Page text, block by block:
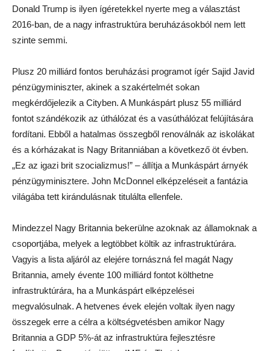
Donald Trump is ilyen ígéretekkel nyerte meg a választást
2016-ban, de a nagy infrastruktúra beruházásokból nem lett
szinte semmi.
Plusz 20 milliárd fontos beruházási programot ígér Sajid Javid
pénzügyminiszter, akinek a szakértelmét sokan
megkérdőjelezik a Cityben. A Munkáspárt plusz 55 milliárd
fontot szándékozik az úthálózat és a vasúthálózat felújítására
fordítani. Ebből a hatalmas összegből renoválnák az iskolákat
és a kórházakat is Nagy Britanniában a következő öt évben.
„Ez az igazi brit szocializmus!” – állítja a Munkáspárt árnyék
pénzügyminisztere. John McDonnel elképzeléseit a fantázia
világába tett kirándulásnak titulálta ellenfele.
Mindezzel Nagy Britannia bekerülne azoknak az államoknak a
csoportjába, melyek a legtöbbet költik az infrastruktúrára.
Vagyis a lista aljáról az elejére tornászná fel magát Nagy
Britannia, amely évente 100 milliárd fontot költhetne
infrastruktúrára, ha a Munkáspárt elképzelései
megvalósulnak. A hetvenes évek elején voltak ilyen nagy
összegek erre a célra a költségvetésben amikor Nagy
Britannia a GDP 5%-át az infrastruktúra fejlesztésre